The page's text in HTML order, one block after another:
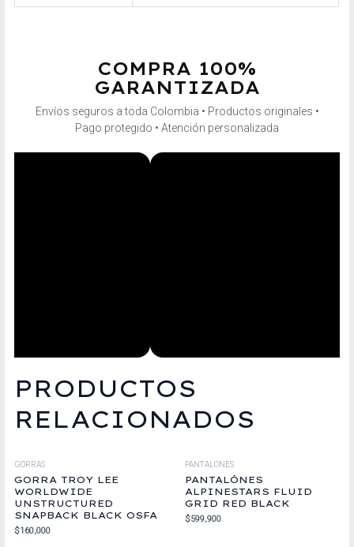
COMPRA 100%
GARANTIZADA
Envíos seguros a toda Colombia • Productos originales •
Pago protegido • Atención personalizada
PRODUCTOS
RELACIONADOS
GORRAS
GORRA TROY LEE
WORLDWIDE
UNSTRUCTURED
SNAPBACK BLACK OSFA
$160,000
PANTALONES
PANTALÓNES
ALPINESTARS FLUID
GRID RED BLACK
$599,900